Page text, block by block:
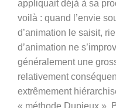
appliquait déjà à sa
voilà : quand l’envie
d’animation le saisit,
d’animation ne
généralement une
relativement
extrêmement
« méthode Dupieux ».